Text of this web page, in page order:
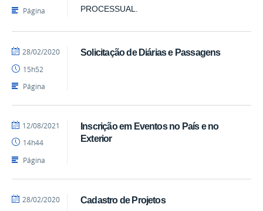
PROCESSUAL.
Página
Solicitação de Diárias e Passagens
por
publicado
28/02/2020
15h52
Página
Inscrição em Eventos no País e no
Exterior
por
publicado
12/08/2021
14h44
Página
Cadastro de Projetos
por
publicado
28/02/2020